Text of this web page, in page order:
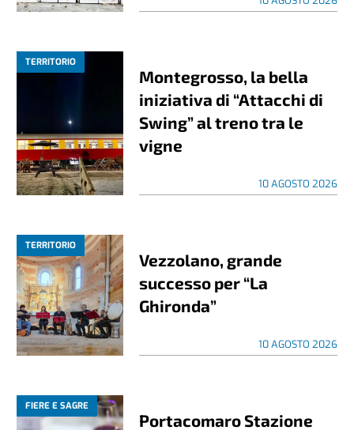
TERRITORIO
Montegrosso, la bella
iniziativa di “Attacchi di
Swing” al treno tra le
vigne
10 AGOSTO 2026
TERRITORIO
Vezzolano, grande
successo per “La
Ghironda”
10 AGOSTO 2026
FIERE E SAGRE
Portacomaro Stazione